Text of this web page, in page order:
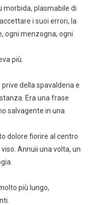
morbida, plasmabile di
i suoi errori, la
ogni menzogna, ogni
più.
della spavalderia e
Era una frase
salvagente in una
dolore fiorire al centro
Annuii una volta, un
più lungo,